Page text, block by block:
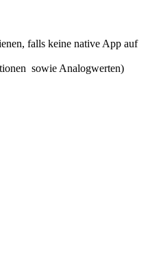
falls keine native App auf
sowie Analogwerten)